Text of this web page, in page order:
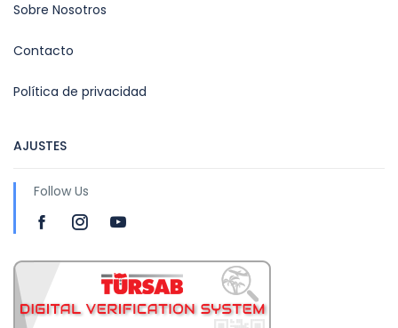
Sobre Nosotros
Contacto
Política de privacidad
AJUSTES
Follow Us